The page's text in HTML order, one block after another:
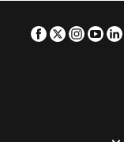
Facebook
Twitter